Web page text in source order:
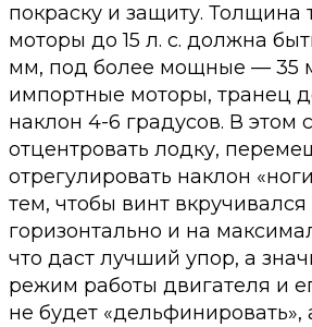
покраску и защиту. Толщина
моторы до 15 л. с. должна
мм, под более мощные — 35
импортные моторы, транец
наклон 4-6 градусов. В этом
отцентровать лодку,
отрегулировать наклон
тем, чтобы винт вкручивался
горизонтально и на
что даст лучший упор, а
режим работы двигателя и
не будет «дельфинировать»,